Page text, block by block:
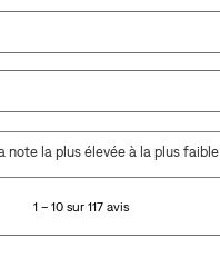
1 – 10 sur 117 avis
note la plus élevée à la plus faible